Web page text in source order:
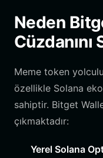
Neden
Meme token
özellikle Solana
sahiptir. Bitget
çıkmaktadır:
Yerel Solana